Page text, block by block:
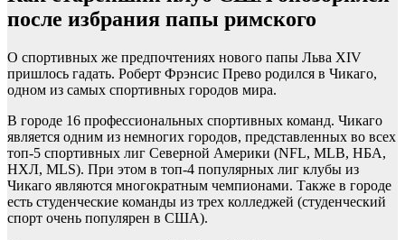
после избрания папы римского
О спортивных же предпочтениях нового папы Льва XIV
пришлось гадать. Роберт Фрэнсис Прево родился в Чикаго,
одном из самых спортивных городов мира.
В городе 16 профессиональных спортивных команд. Чикаго
является одним из немногих городов, представленных во всех
топ-5 спортивных лиг Северной Америки (NFL, MLB, НБА,
НХЛ, MLS). При этом в топ-4 популярных лиг клубы из
Чикаго являются многократным чемпионами. Также в городе
есть студенческие команды из трех колледжей (студенческий
спорт очень популярен в США).